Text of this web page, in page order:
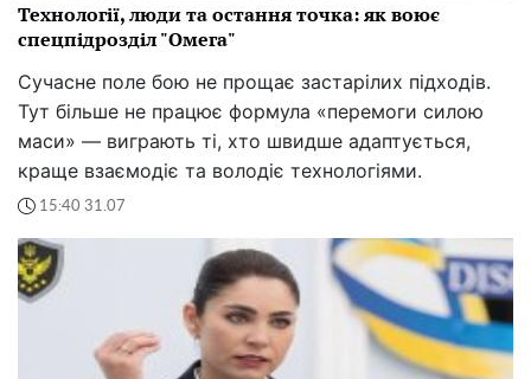
Технології, люди та остання точка: як воює
спецпідрозділ "Омега"
Сучасне поле бою не прощає застарілих підходів.
Тут більше не працює формула «перемоги силою
маси» — виграють ті, хто швидше адаптується,
краще взаємодіє та володіє технологіями.
15:40 31.07